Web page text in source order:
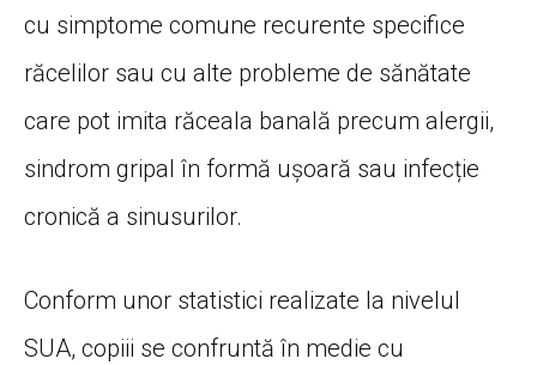
cu simptome comune recurente specifice
răcelilor sau cu alte probleme de sănătate
care pot imita răceala banală precum alergii,
sindrom gripal în formă ușoară sau infecție
cronică a sinusurilor.
Conform unor statistici realizate la nivelul
SUA, copiii se confruntă în medie cu